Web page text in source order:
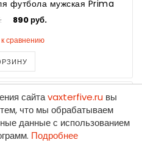
футбола мужская Prima
890 руб.
сравнению
сайтаvaxterfive.ru вы
что мы обрабатываем
данные с использованием
Подробнее